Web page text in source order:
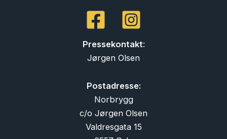
Pressekontakt:
Jørgen Olsen
Postadresse:
Norbrygg
c/o Jørgen Olsen
Valdresgata 15